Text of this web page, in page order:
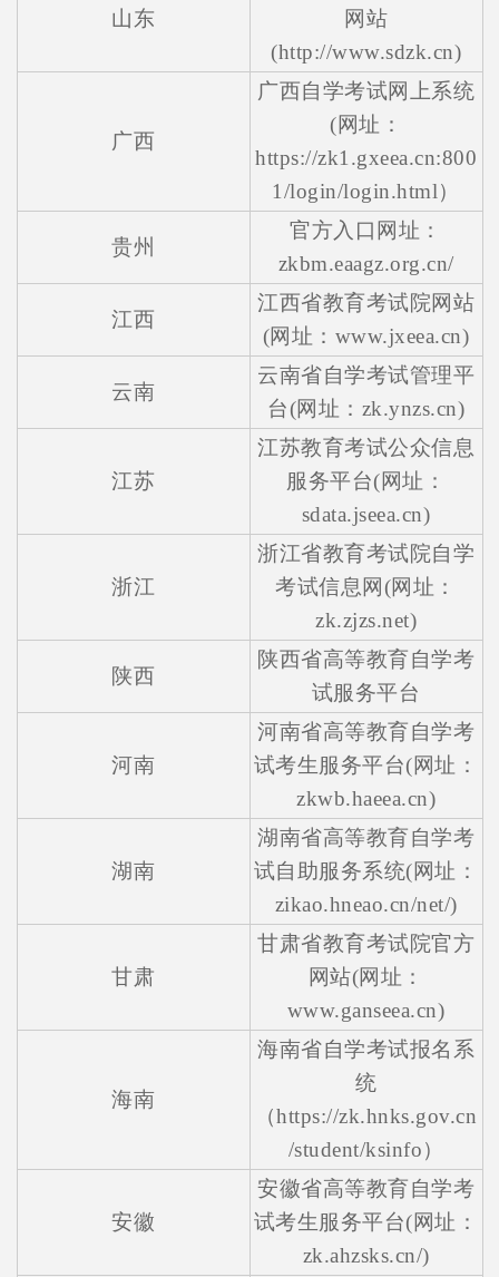
山东
网站
(http://www.sdzk.cn)
广西
广西自学考试网上系统
(网址：
https://zk1.gxeea.cn:800
1/login/login.html）
贵州
官方入口网址：
zkbm.eaagz.org.cn/
江西
江西省教育考试院网站
(网址：www.jxeea.cn)
云南
云南省自学考试管理平
台(网址：zk.ynzs.cn)
江苏
江苏教育考试公众信息
服务平台(网址：
sdata.jseea.cn)
浙江
浙江省教育考试院自学
考试信息网(网址：
zk.zjzs.net)
陕西
陕西省高等教育自学考
试服务平台
河南
河南省高等教育自学考
试考生服务平台(网址：
zkwb.haeea.cn)
湖南
湖南省高等教育自学考
试自助服务系统(网址：
zikao.hneao.cn/net/)
甘肃
甘肃省教育考试院官方
网站(网址：
www.ganseea.cn)
海南
海南省自学考试报名系
统
（https://zk.hnks.gov.cn
/student/ksinfo）
安徽
安徽省高等教育自学考
试考生服务平台(网址：
zk.ahzsks.cn/)